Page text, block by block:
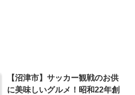
【沼津市】サッカー観戦のお供
に美味しいグルメ！昭和22年創